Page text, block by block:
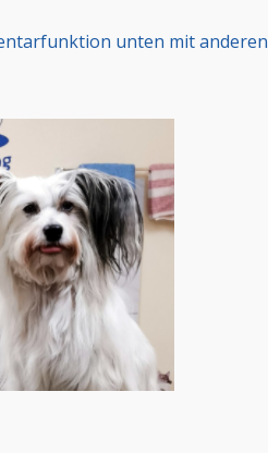
unten mit anderen